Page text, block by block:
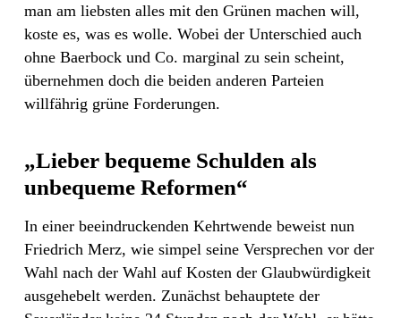
man am liebsten alles mit den Grünen machen will,
koste es, was es wolle. Wobei der Unterschied auch
ohne Baerbock und Co. marginal zu sein scheint,
übernehmen doch die beiden anderen Parteien
willfährig grüne Forderungen.
„Lieber bequeme Schulden als
unbequeme Reformen“
In einer beeindruckenden Kehrtwende beweist nun
Friedrich Merz, wie simpel seine Versprechen vor der
Wahl nach der Wahl auf Kosten der Glaubwürdigkeit
ausgehebelt werden. Zunächst behauptete der